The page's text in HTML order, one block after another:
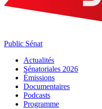
Public Sénat
Actualités
Sénatoriales 2026
Émissions
Documentaires
Podcasts
Programme